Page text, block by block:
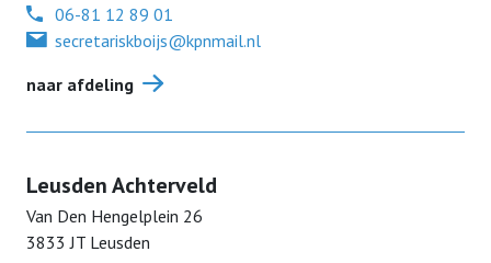
06-81 12 89 01
secretariskboijs@kpnmail.nl
naar afdeling
Leusden Achterveld
Van Den Hengelplein 26
3833 JT Leusden